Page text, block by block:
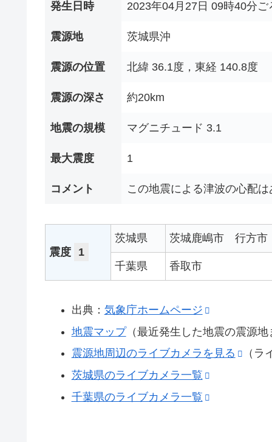
発生日時 2023年04月27日 09時40分ご
震源地 茨城県沖
震源の位置 北緯 36.1度，東経 140.8度
震源の深さ 約20km
地震の規模 マグニチュード 3.1
最大震度 1
コメント この地震による津波の心配
震度 1
茨城県 茨城鹿嶋市 行方市
千葉県 香取市
出典： 気象庁ホームページ
地震マップ（最近発生した地震の震源地
震源地周辺のライブカメラを見る
（ラ
茨城県のライブカメラ一覧
千葉県のライブカメラ一覧